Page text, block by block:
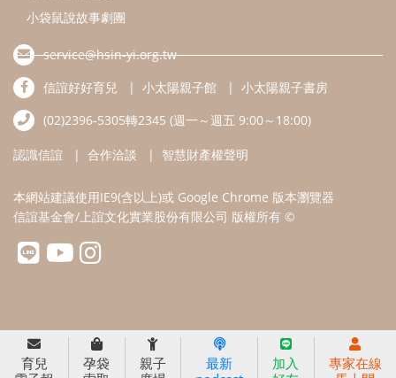
小袋鼠說故事劇團
service@hsin-yi.org.tw
信誼好好育兒
小太陽親子館
小太陽親子書房
(02)2396-5305轉2345 (週一～週五 9:00～18:00)
認識信誼 合作洽談 智慧財產權聲明
本網站建議使用IE9(含以上)或 Google Chrome 版本瀏覽器
信誼基金會/上誼文化實業股份有限公司 版權所有 ©
育兒
孕袋
親子
最新
加入
專家在線